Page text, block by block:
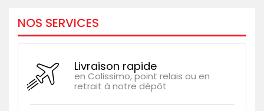
NOS SERVICES
Livraison rapide
en Colissimo, point relais ou en
retrait à notre dépôt